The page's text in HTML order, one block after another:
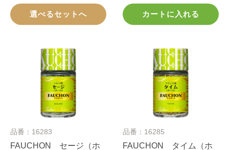
選べるセットへ カートに入れる
品番：16283
FAUCHON セージ（ホ
品番：16285
FAUCHON タイム（ホ